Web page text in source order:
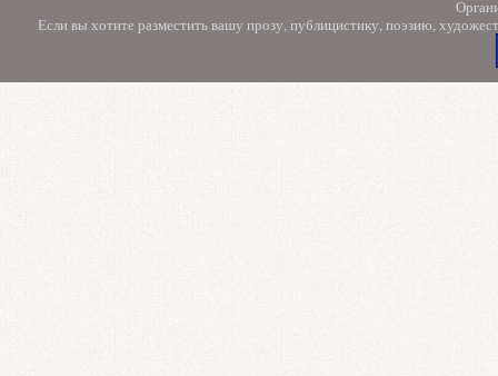
Если вы хотите разместить вашу прозу, публицистику, поэзию,